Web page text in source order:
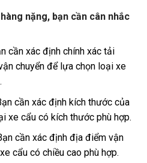
nặng, bạn cần cân nhắc
cần xác định chính xác tải
chuyển để lựa chọn loại xe
cần xác định kích thước của
xe cẩu có kích thước phù hợp.
cần xác định địa điểm vận
cẩu có chiều cao phù hợp.